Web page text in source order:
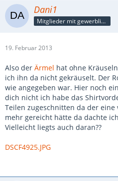
Dani1
Mitglieder mit gewerblicher Verbindung, auch als Mitarbeiter/in
19. Februar 2013
Also der Ärmel hat ohne
ich ihn da nicht gekräuselt. Der
wie angegeben war. Hier noch
dich nicht ich habe das
Teilen zugeschnitten da der eine
mehr gereicht hätte da dachte
Vielleicht liegts auch daran??
DSCF4925.JPG